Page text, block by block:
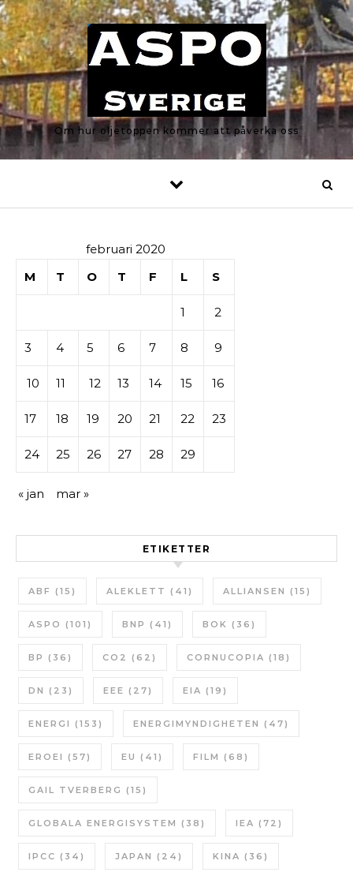
Skip to content
Om hur oljetoppen kommer att påverka oss
februari 2020
M
T O T F L S
1 2
3 4 5 6 7 8 9
10 11 12 13 14 15 16
17 18 19 20 21 22 23
24 25 26 27 28 29
« jan mar »
ETIKETTER
ABF (15) ALEKLETT (41) ALLIANSEN (15)
ASPO (101) BNP (41) BOK (36)
BP (36) CO2 (62) CORNUCOPIA (18)
DN (23) EEE (27) EIA (19)
ENERGI (153) ENERGIMYNDIGHETEN (47)
EROEI (57) EU (41) FILM (68)
GAIL TVERBERG (15)
GLOBALA ENERGISYSTEM (38) IEA (72)
IPCC (34) JAPAN (24) KINA (36)